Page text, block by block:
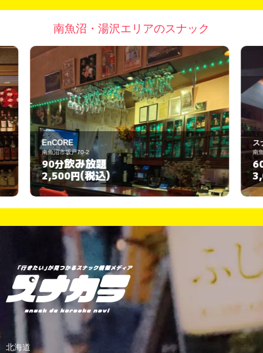
南魚沼・湯沢エリアのスナック
スナック AJ
南魚沼市六日町1413-1
60分飲み放題
3,000円(税込)
北海道